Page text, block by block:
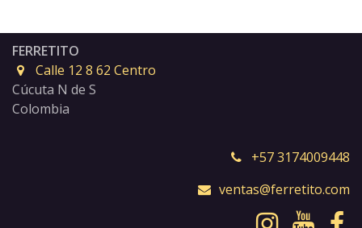
FERRETITO
Calle 12 8 62 Centro
Cúcuta N de S
Colombia
+57 3174009448
ventas@ferretito.com